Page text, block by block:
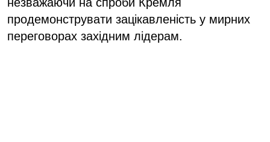
продемонструвати зацікавленість у мирних
переговорах західним лідерам.